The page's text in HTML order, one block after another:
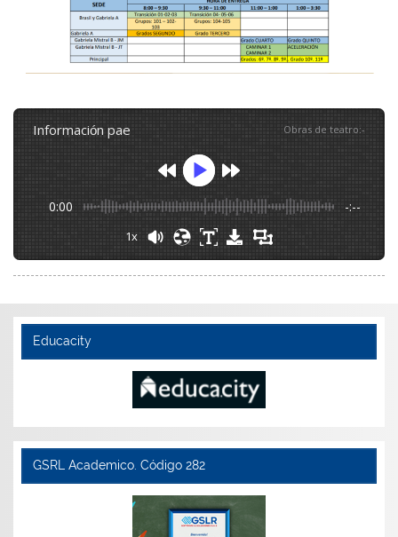
información pae Obras de teatro:-
0:00 -:--
1x
Educacity
GSRL Academico. Código 282